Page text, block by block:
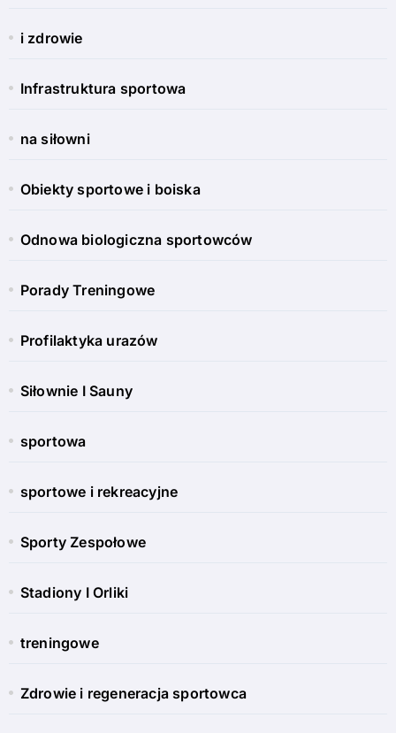
i zdrowie
Infrastruktura sportowa
na siłowni
Obiekty sportowe i boiska
Odnowa biologiczna sportowców
Porady Treningowe
Profilaktyka urazów
Siłownie I Sauny
sportowa
sportowe i rekreacyjne
Sporty Zespołowe
Stadiony I Orliki
treningowe
Zdrowie i regeneracja sportowca